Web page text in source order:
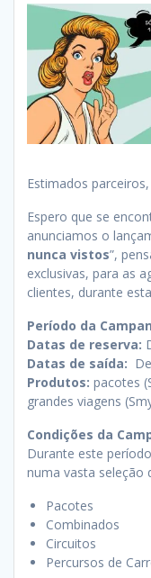
Estimados parceiros,
Espero que se
anunciamos o
nunca vistos”,
exclusivas, para as
clientes, durante
Período da
Datas de reserva:
Datas de saída:
Produtos: pacotes
grandes viagens
Condições da
Durante este
numa vasta seleção
Pacotes
Combinados
Circuitos
Percursos de